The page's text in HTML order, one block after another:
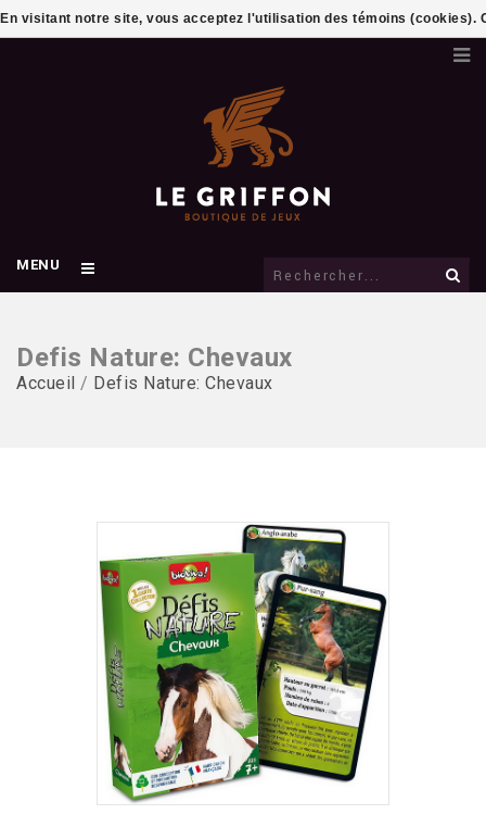
MENU
Defis Nature: Chevaux
Accueil / Defis Nature: Chevaux
En visitant notre site, vous acceptez l'utilisation des témoins